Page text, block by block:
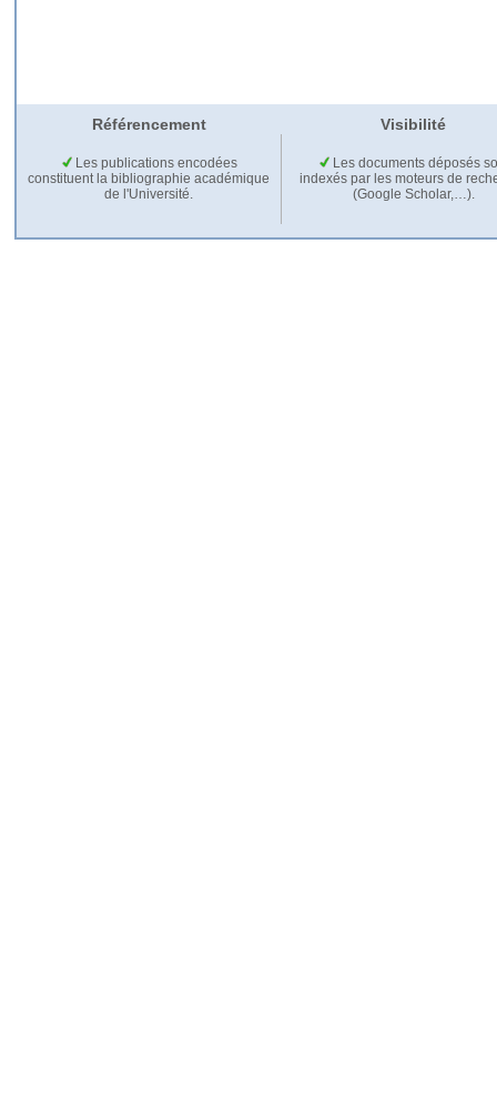
Référencement Visibilité
Les publications encodées
constituent la bibliographie académique
de l'Université.
Les documents déposés
indexés par les moteurs de
(Google Scholar,…).